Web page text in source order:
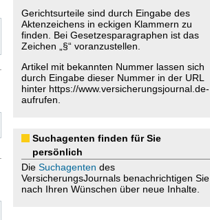
Gerichtsurteile sind durch Eingabe des
Aktenzeichens in eckigen Klammern zu
finden. Bei Gesetzesparagraphen ist das
Zeichen „§“ voranzustellen.
Artikel mit bekannten Nummer lassen sich
durch Eingabe dieser Nummer in der URL
hinter https://www.versicherungsjournal.de-
aufrufen.
Suchagenten finden für Sie
persönlich
Die Suchagenten des
VersicherungsJournals benachrichtigen Sie
nach Ihren Wünschen über neue Inhalte.